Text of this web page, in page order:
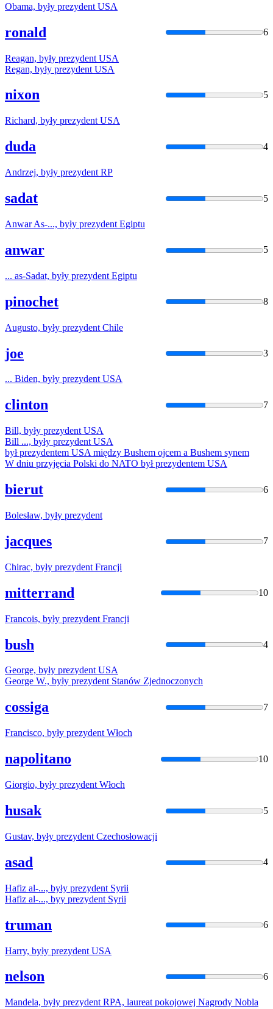
Obama, były prezydent USA
ronald 6
Reagan, były prezydent USA
Regan, były prezydent USA
nixon 5
Richard, były prezydent USA
duda 4
Andrzej, były prezydent RP
sadat 5
Anwar As-..., były prezydent Egiptu
anwar 5
... as-Sadat, były prezydent Egiptu
pinochet 8
Augusto, były prezydent Chile
joe 3
... Biden, były prezydentUSA
clinton 7
Bill, były prezydent USA
Bill ..., były prezydent USA
był prezydentem USA między Bushem ojcem a Bushem synem
W dniu przyjęcia Polski do NATO był prezydentem USA
bierut 6
Bolesław, były prezydent
jacques 7
Chirac, były prezydent Francji
mitterrand 10
Francois, były prezydent Francji
bush 4
George, były prezydentUSA
George W., były prezydentStanów Zjednoczonych
cossiga 7
Francisco, były prezydent Włoch
napolitano 10
Giorgio, były prezydent Włoch
husak 5
Gustav, były prezydent Czechosłowacji
asad 4
Hafiz al-..., były prezydent Syrii
Hafiz al-..., byy prezydent Syrii
truman 6
Harry, były prezydent USA
nelson 6
Mandela, były prezydent RPA, laureat pokojowej Nagrody Nobla